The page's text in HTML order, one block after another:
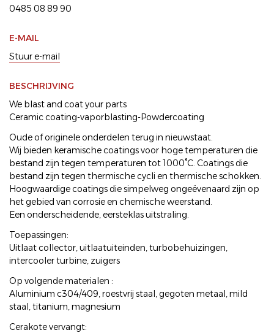
0485 08 89 90
E-MAIL
Stuur e-mail
BESCHRIJVING
We blast and coat your parts
Ceramic coating-vaporblasting-Powdercoating
Oude of originele onderdelen terug in nieuwstaat.
Wij bieden keramische coatings voor hoge temperaturen die
bestand zijn tegen temperaturen tot 1000°C. Coatings die
bestand zijn tegen thermische cycli en thermische schokken.
Hoogwaardige coatings die simpelweg ongeëvenaard zijn op
het gebied van corrosie en chemische weerstand.
Een onderscheidende, eersteklas uitstraling.
Toepassingen:
Uitlaat collector, uitlaatuiteinden, turbobehuizingen,
intercooler turbine, zuigers
Op volgende materialen :
Aluminium c304/409, roestvrij staal, gegoten metaal, mild
staal, titanium, magnesium
Cerakote vervangt: